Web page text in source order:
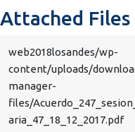
Attached Files
web2018losandes/wp-
content/uploads/
manager-
files/
aria_47_18_12_2017.pdf